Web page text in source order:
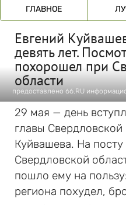
ГЛАВНОЕ
Евгений
девять лет.
похорошел при
области
предоставлено 66.RU
29 мая — день
главы Свердловской
Куйвашева. На посту
Свердловской
пошло ему на
региона похудел,